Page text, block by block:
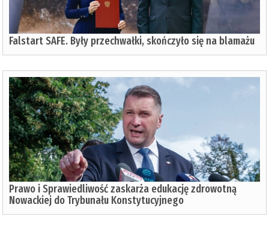
Falstart SAFE. Były przechwałki, skończyło się na blamażu
Prawo i Sprawiedliwość zaskarża edukację zdrowotną
Nowackiej do Trybunału Konstytucyjnego